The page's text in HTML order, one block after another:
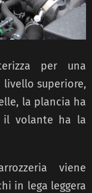
per una
superiore,
la plancia ha
il volante ha la
viene
in lega leggera